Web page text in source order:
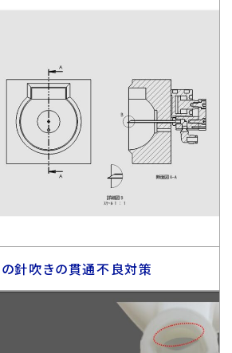
の針吹きの貫通不良対策